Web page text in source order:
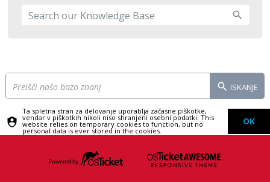
ISKANJE
Ta spletna stran za delovanje uporablja začasne piškotke,
vendar v piškotkih nikoli niso shranjeni osebni podatki. This
website relies on temporary cookies to function, but no
personal data is ever stored in the cookies.
OK